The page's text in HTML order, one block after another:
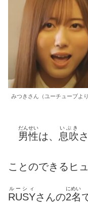
みつきさん（ユーチューブより
男性
だんせい
は、 息吹
いぶき
ことのできるヒ
RUSY
ルーシィ
さんの2名
にめい